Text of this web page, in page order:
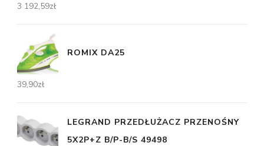
3 192,59zł
ROMIX DA25
39,90zł
LEGRAND PRZEDŁUŻACZ PRZENOŚNY
5X2P+Z B/P-B/S 49498